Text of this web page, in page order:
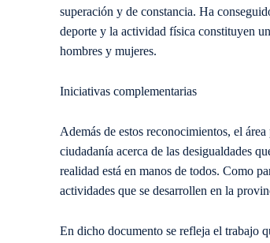
superación y de constancia. Ha
deporte y la actividad física constituyen
hombres y mujeres.
Iniciativas complementarias
Además de estos reconocimientos, el
ciudadanía acerca de las desigualdades
realidad está en manos de todos. Como
actividades que se desarrollen en la
En dicho documento se refleja el trabajo